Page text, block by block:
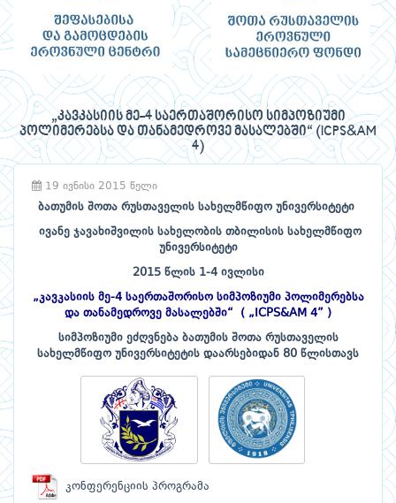
„კავკასიის მე-4 საერთაშორისო სიმპოზიუმი
პოლიმერებსა და თანამედროვე მასალებში“ (ICPS&AM
4)
19 ივნისი 2015 წელი
ბათუმის შოთა რუსთაველის სახელმწიფო უნივერსიტეტი
ივანე ჯავახიშვილის სახელობის თბილისის სახელმწიფო
უნივერსიტეტი
2015 წლის 1-4 ივლისი
„კავკასიის მე-4 საერთაშორისო სიმპოზიუმი პოლიმერებსა
და თანამედროვე მასალებში“ ( „ICPS&AM 4” )
სიმპოზიუმი ეძღვნება ბათუმის შოთა რუსთაველის
სახელმწიფო უნივერსიტეტის დაარსებიდან 80 წლისთავს
კონფერენციის პროგრამა